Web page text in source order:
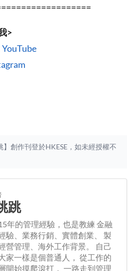
>
YouTube
創作刊登於HKESE，如未經授權不
跳
年的管理經驗，也是教練 金融
驗、業務行銷、實體創業、 製
營管理、海外工作背景。 自己
家一樣是個普通人， 從工作的
開始摸爬滾打， 一路走到管理